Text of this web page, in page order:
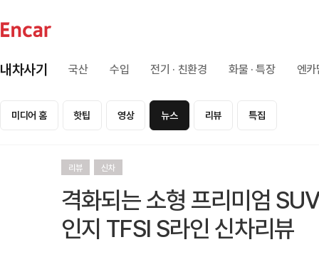
내차사기 국산 수입 전기 · 친환경 화물 · 특장 엔
미디어 홈 핫팁 영상 뉴스 리뷰 특집
리뷰 신차
격화되는 소형 프리미엄
인지 TFSI S라인 신차리뷰